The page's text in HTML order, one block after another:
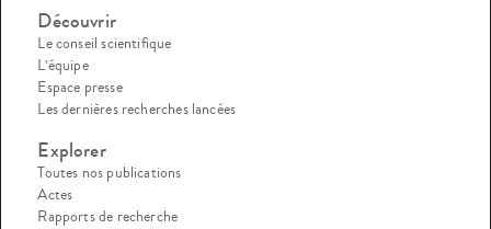
Découvrir
Le conseil scientifique
L’équipe
Espace presse
Les dernières recherches lancées
Explorer
Toutes nos publications
Actes
Rapports de recherche